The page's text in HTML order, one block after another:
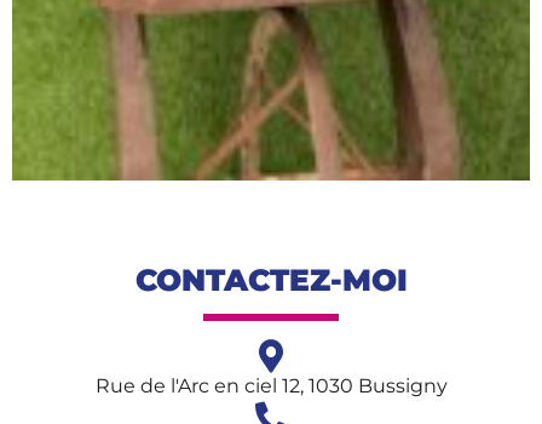
CONTACTEZ-MOI
Rue de l'Arc en ciel 12, 1030 Bussigny